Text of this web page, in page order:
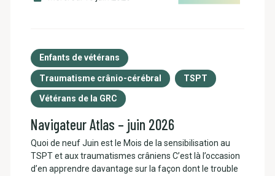
Enfants de vétérans
Traumatisme crânio-cérébral TSPT
Vétérans de la GRC
Navigateur Atlas – juin 2026
Quoi de neuf Juin est le Mois de la sensibilisation au
TSPT et aux traumatismes crâniens C’est là l’occasion
d’en apprendre davantage sur la façon dont le trouble